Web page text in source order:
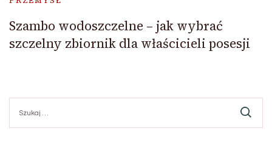
Szambo wodoszczelne – jak wybrać
szczelny zbiornik dla właścicieli posesji